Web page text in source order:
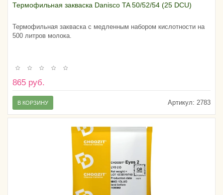
Термофильная закваска Danisco TA 50/52/54 (25 DCU)
Термофильная закваска с медленным набором кислотности на
500 литров молока.
865 руб.
Артикул: 2783
В КОРЗИНУ